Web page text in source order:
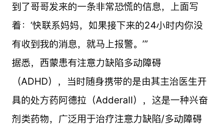
到了哥哥发来的一条非常恐慌的信息，上面写
着：‘快联系妈妈，如果接下来的24小时内你没
有收到我的消息，就马上报警。’”
据悉，西蒙患有注意力缺陷多动障碍
（ADHD），当时随身携带的是由其主治医生开
具的处方药阿德拉（Adderall），这是一种兴奋
剂类药物，广泛用于治疗注意力缺陷/多动障碍